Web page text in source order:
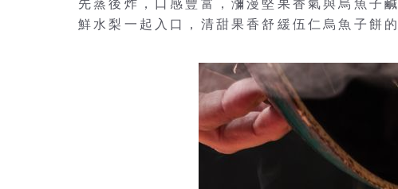
先蒸後炸，口感豐富，瀰漫堅果香氣與烏魚子
鮮水梨一起入口，清甜果香舒緩伍仁烏魚子餅